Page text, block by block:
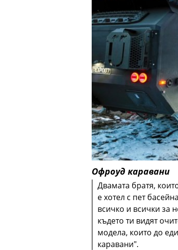
Офроуд каравани
Двамата братя,
е хотел с пет
всичко и всички за
където ти видят
модела, които до
каравани".